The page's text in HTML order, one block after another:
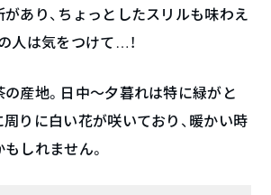
あり、ちょっとしたスリルも味わえ
人は気をつけて…！
産地。日中〜夕暮れは特に緑がと
りに白い花が咲いており、暖かい時
しれません。